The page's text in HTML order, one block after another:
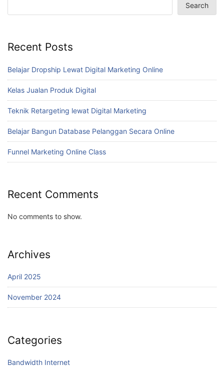
Search
Recent Posts
Belajar Dropship Lewat Digital Marketing Online
Kelas Jualan Produk Digital
Teknik Retargeting lewat Digital Marketing
Belajar Bangun Database Pelanggan Secara Online
Funnel Marketing Online Class
Recent Comments
No comments to show.
Archives
April 2025
November 2024
Categories
Bandwidth Internet